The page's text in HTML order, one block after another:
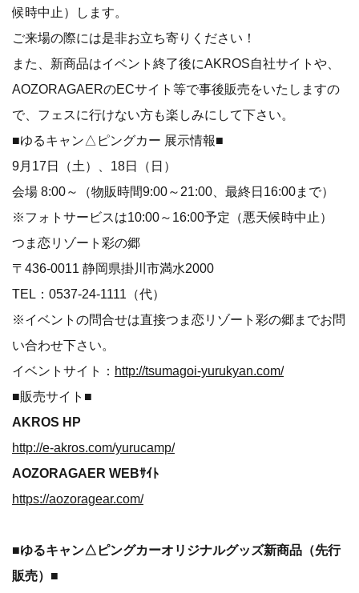
候時中止）します。
ご来場の際には是非お立ち寄りください！
また、新商品はイベント終了後にAKROS自社サイトや、
AOZORAGAERのECサイト等で事後販売をいたしますの
で、フェスに行けない方も楽しみにして下さい。
■ゆるキャン△ピングカー 展示情報■
9月17日（土）、18日（日）
会場 8:00～（物販時間9:00～21:00、最終日16:00まで）
※フォトサービスは10:00～16:00予定（悪天候時中止）
つま恋リゾート彩の郷
〒436-0011 静岡県掛川市満水2000
TEL：0537-24-1111（代）
※イベントの問合せは直接つま恋リゾート彩の郷までお問
い合わせ下さい。
イベントサイト： http://tsumagoi-yurukyan.com/
■販売サイト■
AKROS HP
http://e-akros.com/yurucamp/
AOZORAGAER WEBｻｲﾄ
https://aozoragear.com/
■ゆるキャン△ピングカーオリジナルグッズ新商品（先行
販売）■